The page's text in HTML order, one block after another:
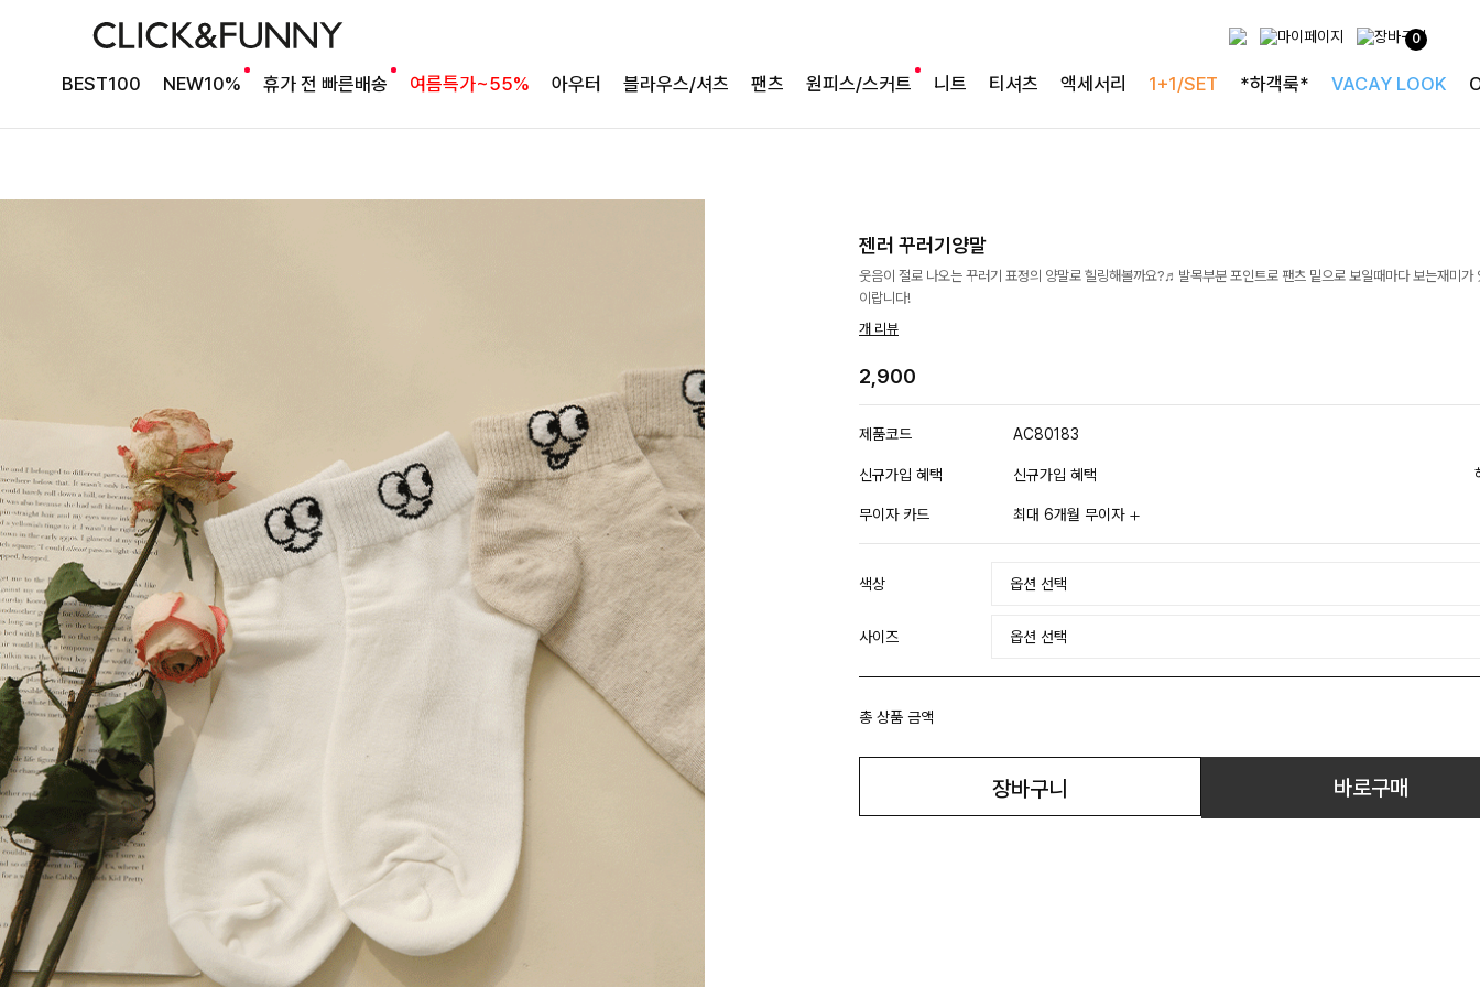
0
BEST100 NEW10% 휴가 전 빠른배송 여름특가~55% 아우터 블라우스/셔츠 팬츠 원피스/스커트 니트 티셔츠 액세서리 1+1/SET *하객룩* VACAY LOOK
젠러 꾸러기양말
웃음이 절로 나오는 꾸러기 표정의 양말로 힐링해볼까요?♬발목부분 포인트로 팬츠 밑으로 보일때마다 보는재미가
이랍니다!
개 리뷰
2,900
제품코드 AC80183
신규가입 혜택 신규가입 혜택
무이자 카드 최대 6개월 무이자
색상
사이즈
총 상품 금액
장바구니 바로구매